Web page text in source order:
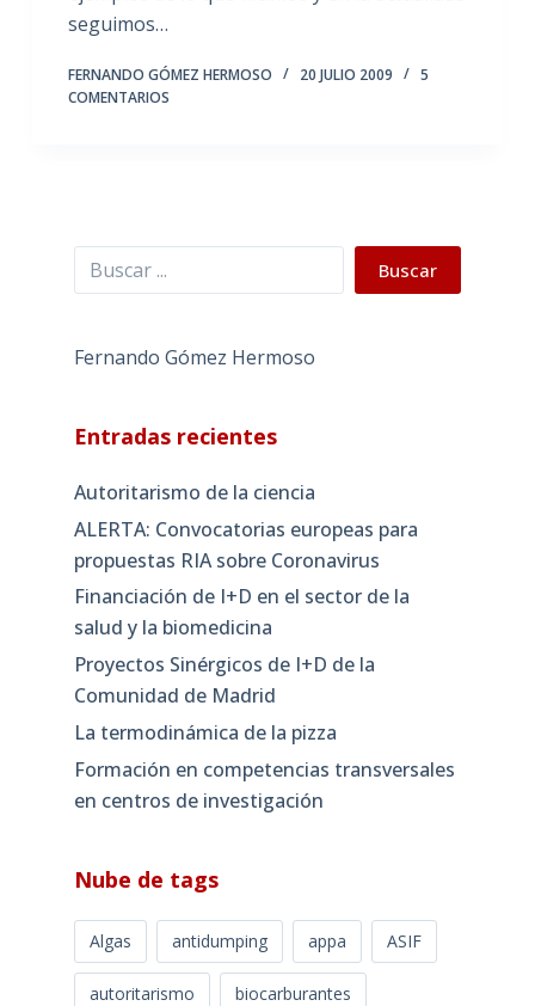
seguimos…
FERNANDO GÓMEZ HERMOSO 20 JULIO 2009
5
COMENTARIOS
Buscar Buscar
Fernando Gómez Hermoso
Entradas recientes
Autoritarismo de la ciencia
ALERTA: Convocatorias europeas para
propuestas RIA sobre Coronavirus
Financiación de I+D en el sector de la
salud y la biomedicina
Proyectos Sinérgicos de I+D de la
Comunidad de Madrid
La termodinámica de la pizza
Formación en competencias transversales
en centros de investigación
Nube de tags
Algas antidumping appa ASIF
autoritarismo biocarburantes